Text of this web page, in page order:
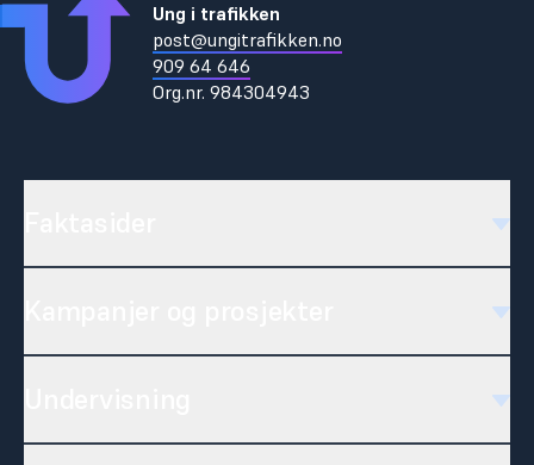
Ung i trafikken
post@ungitrafikken.no
909 64 646
Org.nr.984304943